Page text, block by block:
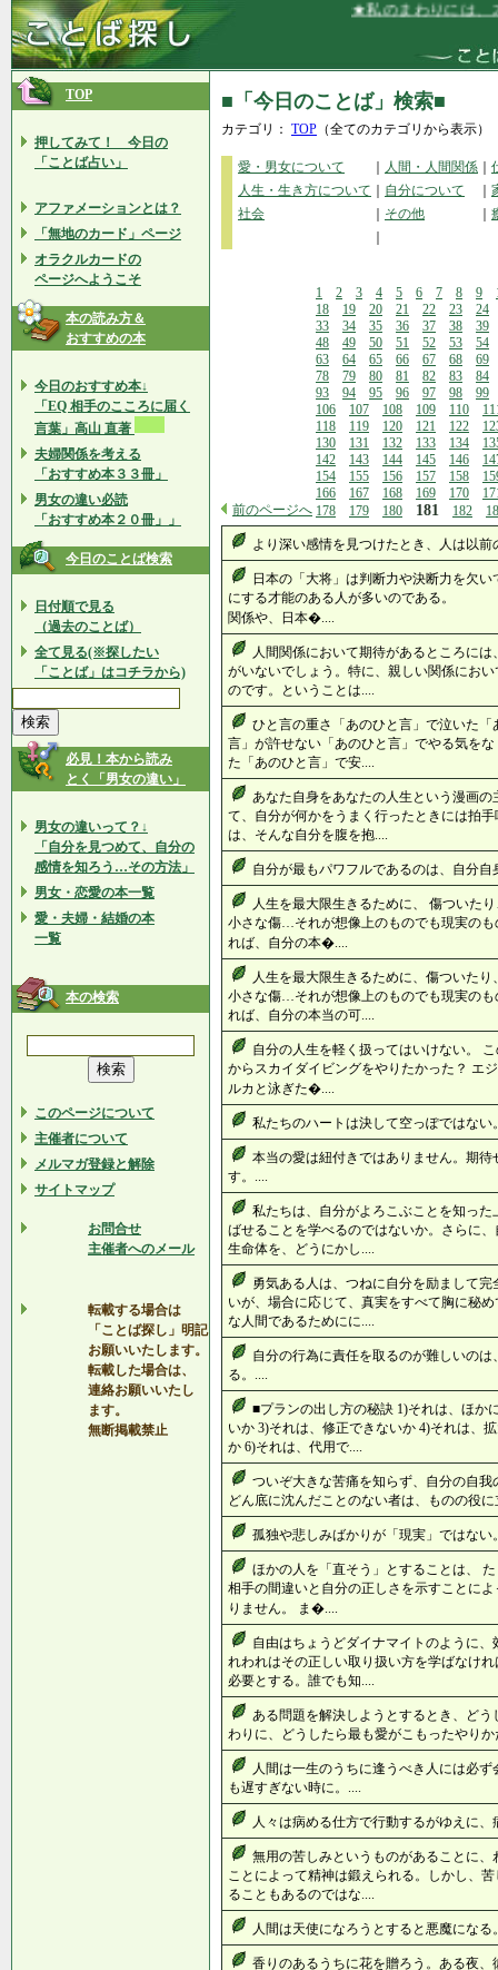
★私のまわりには、才
TOP
押してみて！ 今日の
「ことば占い」
アファメーションとは？
「無地のカード」ページ
オラクルカードの
ページへようこそ
本の読み方＆
おすすめの本
今日のおすすめ本↓
「EQ 相手のこころに届く
言葉」高山 直著
夫婦関係を考える
「おすすめ本３３冊」
男女の違い必読
「おすすめ本２０冊」」
今日のことば検索
日付順で見る
（過去のことば）
全て見る(※探したい
「ことば」はコチラから)
必見！本から読み
とく「男女の違い」
男女の違いって？↓
「自分を見つめて、自分の
感情を知ろう…その方法」
男女・恋愛の本一覧
愛・夫婦・結婚の本
一覧
本の検索
このページについて
主催者について
メルマガ登録と解除
サイトマップ
お問合せ
主催者へのメール
転載する場合は
「ことば探し」明記
お願いいたします。
転載した場合は、
連絡お願いいたし
ます。
無断掲載禁止
■「今日のことば」検索■
カテゴリ： TOP （全てのカテゴリから表示）
愛・男女について 人間・人間関係
人生・生き方について
自分について
社会
その他
前のページへ
1 2 3 4 5 6 7 8 9
18
19 20 21 22 23
24
33
34 35 36 37 38
39
48
49 50 51 52 53
54
63
64 65 66 67 68
69
78
79 80 81 82 83
84
93
94 95 96 97 98
99
106
107 108 109 110
118
119 120 121 122
130
131 132 133 134
142
143 144 145 146
154
155 156 157 158
166
167 168 169 170
178
179 180 181 182
より深い感情を見つけたとき、人は以
日本の「大将」は判断力や決断力を欠
にする才能のある人が多いの
関係や、日本�....
人間関係において期待があるところに
がいないでしょう。特に、親しい関係にお
のです。ということは....
ひと言の重さ「あのひと言」で泣いた
言」が許せない「あのひと言」でやる気を
た「あのひと言」で安....
あなた自身をあなたの人生という漫画
て、自分が何かをうまく行ったときには拍
は、そんな自分を腹を抱....
自分が最もパワフルであるのは、自分
人生を最大限生きるために、 傷ついた
小さな傷…それが想像上のものでも現実の
れば、自分の本�....
人生を最大限生きるために、傷ついた
小さな傷…それが想像上のものでも現実の
れば、自分の本当の可....
自分の人生を軽く扱ってはいけない。
からスカイダイビングをやりたかった？ エ
ルカと泳ぎた�....
私たちのハートは決して空っぽではない
本当の愛は紐付きではありません。期
す。....
私たちは、自分がよろこぶことを知っ
ばせることを学べるのではないか。さらに
生命体を、どうにかし....
勇気ある人は、つねに自分を励まして
いが、場合に応じて、真実をすべて胸に秘
な人間であるためにに....
自分の行為に責任を取るのが難しいの
る。....
■プランの出し方の秘訣 1)それは、ほか
いか 3)それは、修正できないか 4)それは、
か 6)それは、代用で....
ついぞ大きな苦痛を知らず、自分の自
どん底に沈んだことのない者は、ものの役
孤独や悲しみばかりが「現実」ではない
ほかの人を「直そう」とすることは、
相手の間違いと自分の正しさを示すことに
りません。 ま�....
自由はちょうどダイナマイトのように
れわれはその正しい取り扱い方を学ばなけ
必要とする。誰でも知....
ある問題を解決しようとするとき、ど
わりに、どうしたら最も愛がこもったやり
人間は一生のうちに逢うべき人には必
も遅すぎない時に。....
人々は病める仕方で行動するがゆえに
無用の苦しみというものがあることに
ことによって精神は鍛えられる。しかし、
ることもあるのではな....
人間は天使になろうとすると悪魔になる
香りのあるうちに花を贈ろう。ある夜